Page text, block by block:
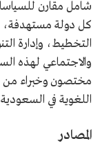
شامل مقارن
كل دولة مستهدفة،
التخطيط، وإدارة
والاجتماعي لهذه
مختصون وخبراء من
اللغوية في السعودية
المصادر